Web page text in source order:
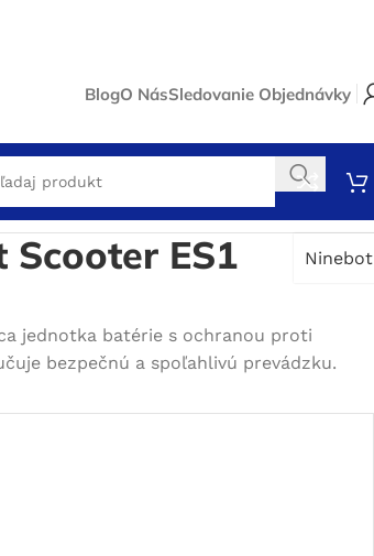
BlogO NásSledovanie Objednávky
Scooter ES1
Ninebot
jednotka batérie s ochranou proti
bezpečnú a spoľahlivú prevádzku.